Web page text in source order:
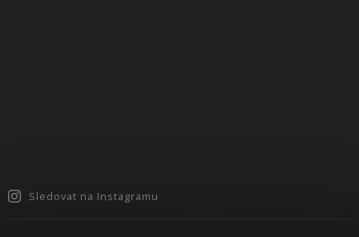
Sledovat na Instagramu